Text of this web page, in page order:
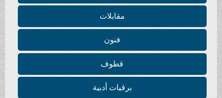
مقابلات
فنون
قطوف
برقيات أدبية